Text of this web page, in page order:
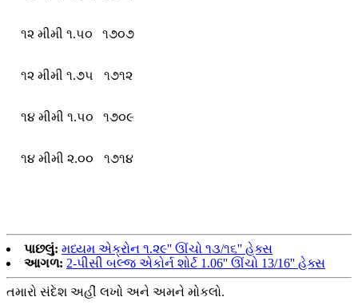
૧૨ મીમી ૧.૫૦ ૧૭૦૭
૧૨ મીમી ૧.૭૫ ૧૭૧૨
૧૪ મીમી ૧.૫૦ ૧૭૦૯
૧૪ મીમી ૨.૦૦ ૧૭૧૪
પાછલું: મધ્યમ એક્રોન ૧.૨૯'' ઊંચો ૧૩/૧૬'' હેક્સ
આગળ: 2-પીસી બલ્જ એકોર્ન શોર્ટ 1.06'' ઊંચો 13/16'' હેક્સ
તમારો સંદેશ અહીં લખો અને અમને મોકલો.